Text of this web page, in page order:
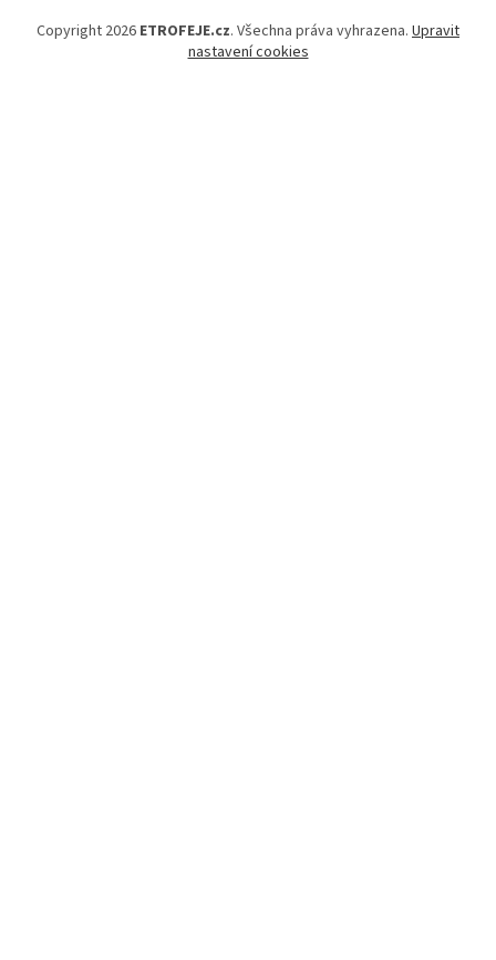
Copyright 2026 ETROFEJE.cz. Všechna práva vyhrazena. Upravit
nastavení cookies